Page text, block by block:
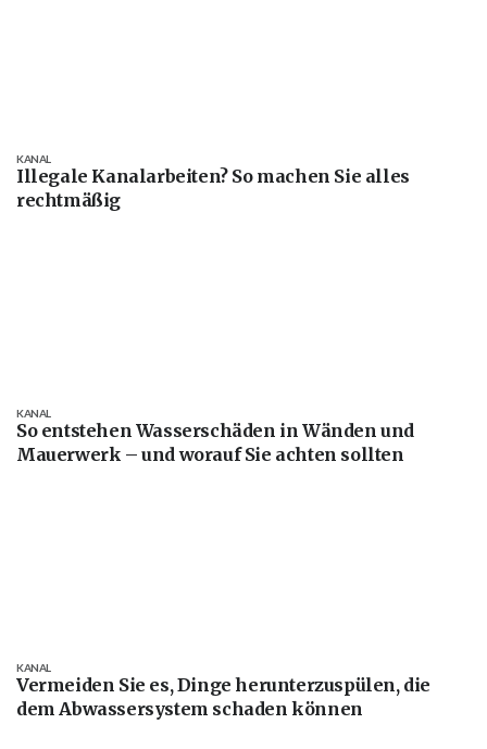
Illegale Kanalarbeiten? So machen Sie alles
rechtmäßig
KANAL
So entstehen Wasserschäden in Wänden und
Mauerwerk – und worauf Sie achten sollten
KANAL
Vermeiden Sie es, Dinge herunterzuspülen, die
dem Abwassersystem schaden können
KANAL